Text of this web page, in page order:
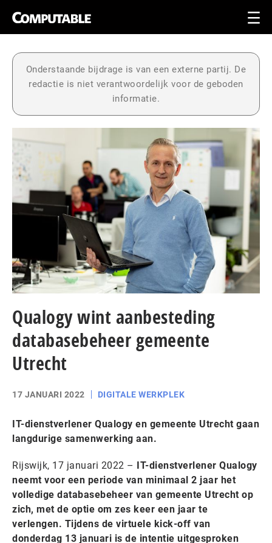
Onderstaande bijdrage is van een externe partij. De
redactie is niet verantwoordelijk voor de geboden
informatie.
Qualogy wint aanbesteding
databasebeheer gemeente
Utrecht
17 JANUARI 2022 DIGITALE WERKPLEK
IT-dienstverlener Qualogy en gemeente Utrecht gaan
langdurige samenwerking aan.
Rijswijk, 17 januari 2022 – IT-dienstverlener Qualogy
neemt voor een periode van minimaal 2 jaar het
volledige databasebeheer van gemeente Utrecht op
zich, met de optie om zes keer een jaar te
verlengen. Tijdens de virtuele kick-off van
donderdag 13 januari is de intentie uitgesproken